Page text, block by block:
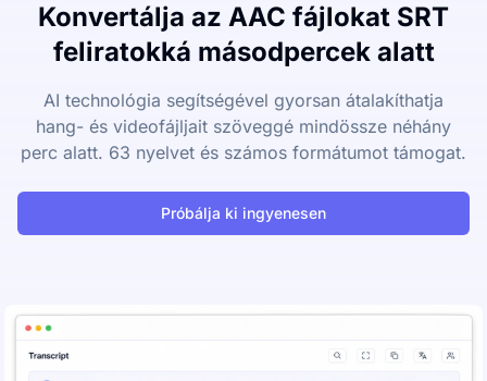
Konvertálja az AAC fájlokat SRT
feliratokká másodpercek alatt
AI technológia segítségével gyorsan átalakíthatja
hang- és videofájljait szöveggé mindössze néhány
perc alatt. 63 nyelvet és számos formátumot támogat.
Próbálja ki ingyenesen